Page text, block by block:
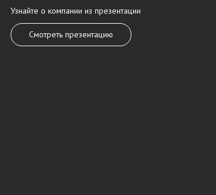
Узнайте о компании из презентации
Смотреть презентацию